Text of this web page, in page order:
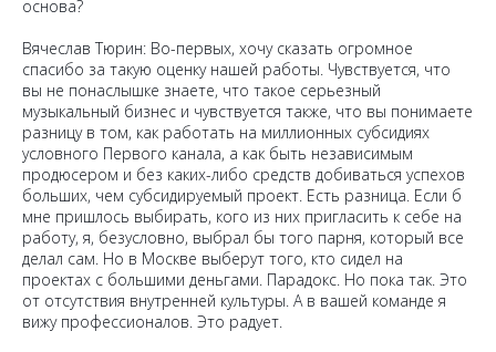
основа?
Вячеслав Тюрин: Во-первых, хочу сказать огромное
спасибо за такую оценку нашей работы. Чувствуется, что
вы не понаслышке знаете, что такое серьезный
музыкальный бизнес и чувствуется также, что вы понимаете
разницу в том, как работать на миллионных субсидиях
условного Первого канала, а как быть независимым
продюсером и без каких-либо средств добиваться успехов
больших, чем субсидируемый проект. Есть разница. Если б
мне пришлось выбирать, кого из них пригласить к себе на
работу, я, безусловно, выбрал бы того парня, который все
делал сам. Но в Москве выберут того, кто сидел на
проектах с большими деньгами. Парадокс. Но пока так. Это
от отсутствия внутренней культуры. А в вашей команде я
вижу профессионалов. Это радует.